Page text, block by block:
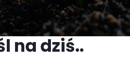
na dziś..